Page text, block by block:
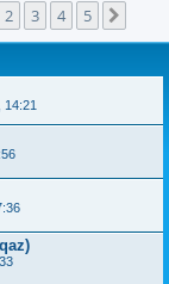
2 3 4 5